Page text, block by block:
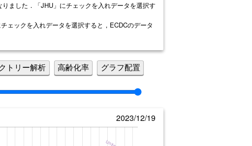
ました．「JHU」にチェックを入れデータを選択す
ェックを入れデータを選択すると，ECDCのデータ
トリー解析 高齢化率 グラフ配置
2023/12/19